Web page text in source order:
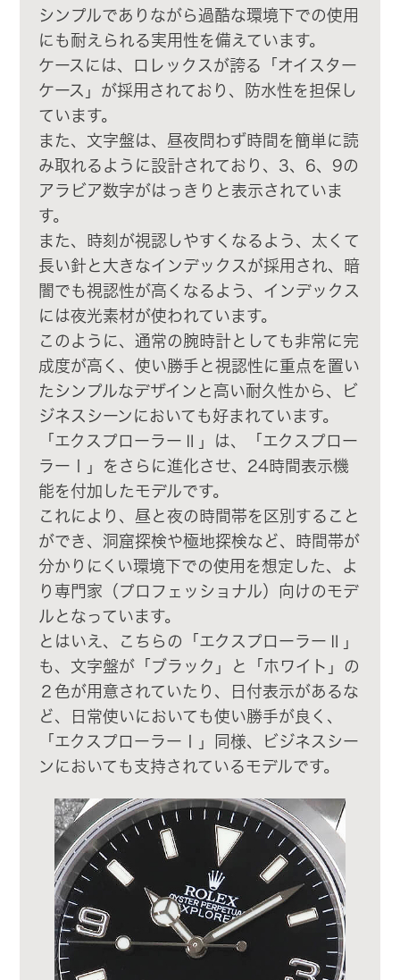
シンプルでありながら過酷な環境下での使用
にも耐えられる実用性を備えています。
ケースには、ロレックスが誇る「オイスター
ケース」が採用されており、防水性を担保し
ています。
また、文字盤は、昼夜問わず時間を簡単に読
み取れるように設計されており、3、6、9の
アラビア数字がはっきりと表示されていま
す。
また、時刻が視認しやすくなるよう、太くて
長い針と大きなインデックスが採用され、暗
闇でも視認性が高くなるよう、インデックス
には夜光素材が使われています。
このように、通常の腕時計としても非常に完
成度が高く、使い勝手と視認性に重点を置い
たシンプルなデザインと高い耐久性から、ビ
ジネスシーンにおいても好まれています。
「エクスプローラーⅡ」は、「エクスプロー
ラーⅠ」をさらに進化させ、24時間表示機
能を付加したモデルです。
これにより、昼と夜の時間帯を区別すること
ができ、洞窟探検や極地探検など、時間帯が
分かりにくい環境下での使用を想定した、よ
り専門家（プロフェッショナル）向けのモデ
ルとなっています。
とはいえ、こちらの「エクスプローラーⅡ」
も、文字盤が「ブラック」と「ホワイト」の
２色が用意されていたり、日付表示があるな
ど、日常使いにおいても使い勝手が良く、
「エクスプローラーⅠ」同様、ビジネスシー
ンにおいても支持されているモデルです。